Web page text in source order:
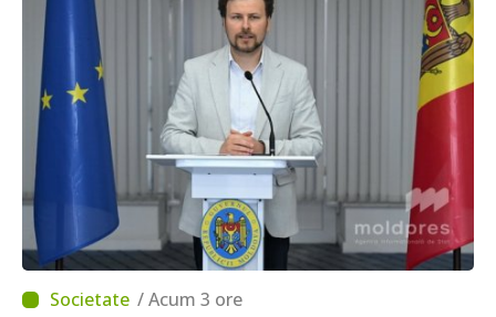
/ Acum 3 ore